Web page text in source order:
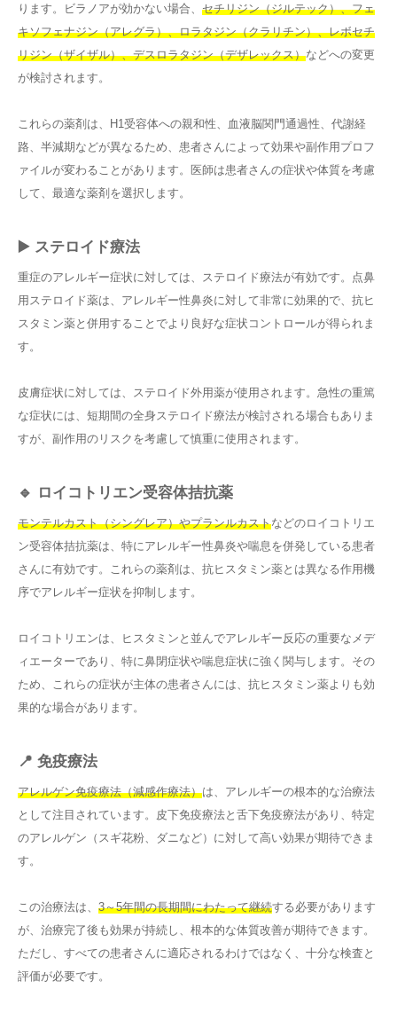
ります。ビラノアが効かない場合、 セチリジン（ジルテック）、フェ
キソフェナジン（アレグラ）、ロラタジン（クラリチン）、レボセチ
リジン（ザイザル）、デスロラタジン（デザレックス）などへの変更
が検討されます。
これらの薬剤は、H1受容体への親和性、血液脳関門通過性、代謝経
路、半減期などが異なるため、患者さんによって効果や副作用プロフ
ァイルが変わることがあります。医師は患者さんの症状や体質を考慮
して、最適な薬剤を選択します。
▶️ ステロイド療法
重症のアレルギー症状に対しては、ステロイド療法が有効です。点鼻
用ステロイド薬は、アレルギー性鼻炎に対して非常に効果的で、抗ヒ
スタミン薬と併用することでより良好な症状コントロールが得られま
す。
皮膚症状に対しては、ステロイド外用薬が使用されます。急性の重篤
な症状には、短期間の全身ステロイド療法が検討される場合もありま
すが、副作用のリスクを考慮して慎重に使用されます。
🔹 ロイコトリエン受容体拮抗薬
モンテルカスト（シングレア）やプランルカストなどのロイコトリエ
ン受容体拮抗薬は、特にアレルギー性鼻炎や喘息を併発している患者
さんに有効です。これらの薬剤は、抗ヒスタミン薬とは異なる作用機
序でアレルギー症状を抑制します。
ロイコトリエンは、ヒスタミンと並んでアレルギー反応の重要なメデ
ィエーターであり、特に鼻閉症状や喘息症状に強く関与します。その
ため、これらの症状が主体の患者さんには、抗ヒスタミン薬よりも効
果的な場合があります。
📍 免疫療法
アレルゲン免疫療法（減感作療法）は、アレルギーの根本的な治療法
として注目されています。皮下免疫療法と舌下免疫療法があり、特定
のアレルゲン（スギ花粉、ダニなど）に対して高い効果が期待できま
す。
この治療法は、 3～5年間の長期間にわたって継続する必要があります
が、治療完了後も効果が持続し、根本的な体質改善が期待できます。
ただし、すべての患者さんに適応されるわけではなく、十分な検査と
評価が必要です。